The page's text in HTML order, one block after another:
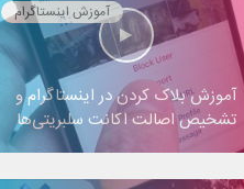
آموزش بلاک کردن در اینستاگرام و
تشخیص اصالت اکانت سلبریتی‌ها
آموزش اینستاگرام